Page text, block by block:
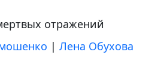
отражений
| Лена Обухова